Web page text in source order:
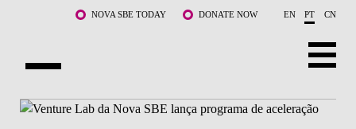
Saltar para o conteúdo principalNOVA SBE TODAY DONATE NOW EN PT CN
SOBRE NÓS